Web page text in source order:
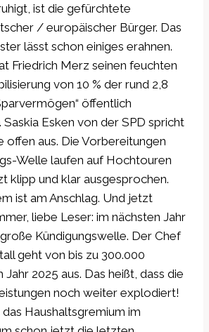
ist die gefürchtete
/ europäischer Bürger. Das
lässt schon einiges erahnen.
Friedrich Merz seinen feuchten
von 10 % der rund 2,8
öffentlich
Esken von der SPD spricht
offen aus. Die Vorbereitungen
Welle laufen auf Hochtouren
klipp und klar ausgesprochen.
ist am Anschlag. Und jetzt
liebe Leser: im nächsten Jahr
Kündigungswelle. Der Chef
geht von bis zu 300.000
Jahr 2025 aus. Das heißt, dass die
noch weiter explodiert!
Haushaltsgremium im